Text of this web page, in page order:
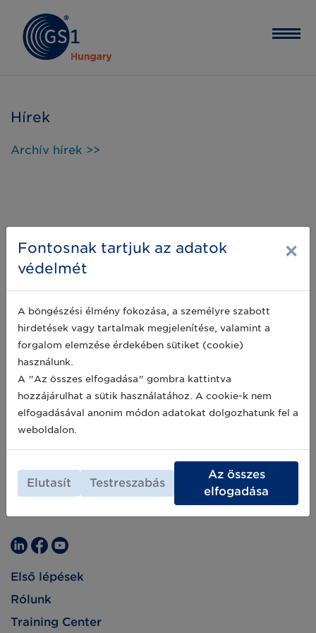
Hírek
Archív hírek >>
Első lépések
Rólunk
Training Center
Fontosnak tartjuk az adatok
védelmét
×
A böngészési élmény fokozása, a személyre szabott
hirdetések vagy tartalmak megjelenítése, valamint a
forgalom elemzése érdekében sütiket (cookie)
használunk.
A "Az összes elfogadása" gombra kattintva
hozzájárulhat a sütik használatához. A cookie-k nem
elfogadásával anonim módon adatokat dolgozhatunk fel a
weboldalon.
Elutasít Testreszabás
Az összes
elfogadása